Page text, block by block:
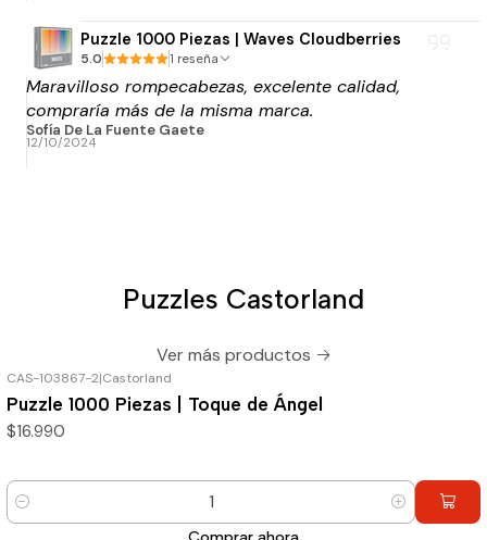
Puzzle 1000 Piezas | Waves Cloudberries
5.0 1 reseña
Maravilloso rompecabezas, excelente calidad,
compraría más de la misma marca.
Sofía De La Fuente Gaete
12/10/2024
Puzzles Castorland
Ver más productos
CAS-103867-2|Castorland
Puzzle 1000 Piezas | Toque de Ángel
$16.990
Cantidad